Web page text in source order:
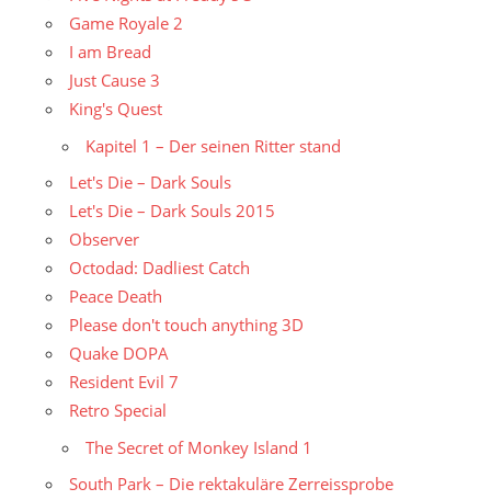
Game Royale 2
I am Bread
Just Cause 3
King's Quest
Kapitel 1 – Der seinen Ritter stand
Let's Die – Dark Souls
Let's Die – Dark Souls 2015
Observer
Octodad: Dadliest Catch
Peace Death
Please don't touch anything 3D
Quake DOPA
Resident Evil 7
Retro Special
The Secret of Monkey Island 1
South Park – Die rektakuläre Zerreissprobe